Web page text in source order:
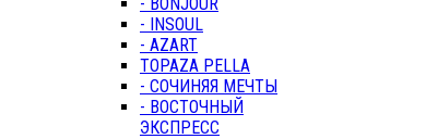
- INSOUL
- AZART
TOPAZA PELLA
- СОЧИНЯЯ МЕЧТЫ
- ВОСТОЧНЫЙ
ЭКСПРЕСС